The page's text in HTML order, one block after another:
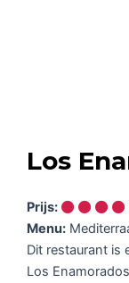
Los
Prijs:
Menu:
Dit restaurant is
Los